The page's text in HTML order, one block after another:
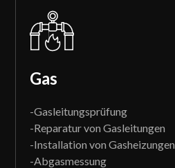
Gas
-Gasleitungsprüfung
-Reparatur von Gasleitungen
-Installation von Gasheizungen
-Abgasmessung